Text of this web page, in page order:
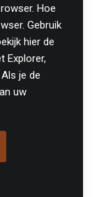
Hoe
Gebruik
hier de
Explorer,
je de
uw